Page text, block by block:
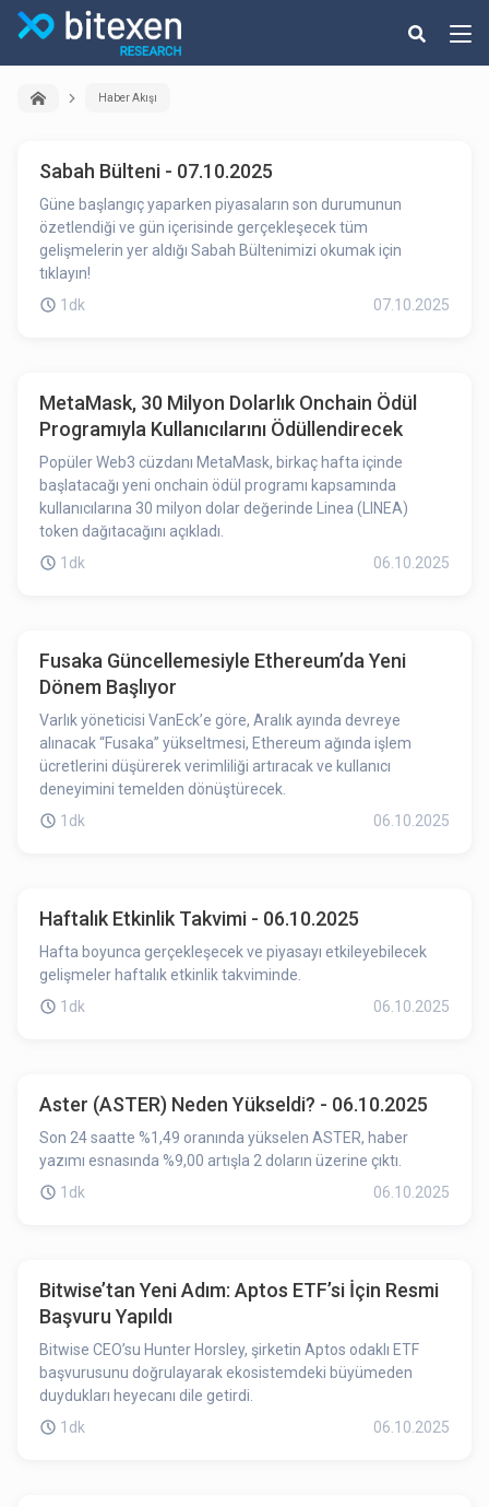
Haber Akışı
Sabah Bülteni - 07.10.2025
Güne başlangıç yaparken piyasaların son durumunun
özetlendiği ve gün içerisinde gerçekleşecek tüm
gelişmelerin yer aldığı Sabah Bültenimizi okumak için
tıklayın!
1dk
07.10.2025
MetaMask, 30 Milyon Dolarlık Onchain Ödül
Programıyla Kullanıcılarını Ödüllendirecek
Popüler Web3 cüzdanı MetaMask, birkaç hafta içinde
başlatacağı yeni onchain ödül programı kapsamında
kullanıcılarına 30 milyon dolar değerinde Linea (LINEA)
token dağıtacağını açıkladı.
1dk
06.10.2025
Fusaka Güncellemesiyle Ethereum’da Yeni
Dönem Başlıyor
Varlık yöneticisi VanEck’e göre, Aralık ayında devreye
alınacak “Fusaka” yükseltmesi, Ethereum ağında işlem
ücretlerini düşürerek verimliliği artıracak ve kullanıcı
deneyimini temelden dönüştürecek.
1dk
06.10.2025
Haftalık Etkinlik Takvimi - 06.10.2025
Hafta boyunca gerçekleşecek ve piyasayı etkileyebilecek
gelişmeler haftalık etkinlik takviminde.
1dk
06.10.2025
Aster (ASTER) Neden Yükseldi? - 06.10.2025
Son 24 saatte %1,49 oranında yükselen ASTER, haber
yazımı esnasında %9,00 artışla 2 doların üzerine çıktı.
1dk
06.10.2025
Bitwise’tan Yeni Adım: Aptos ETF’si İçin Resmi
Başvuru Yapıldı
Bitwise CEO’su Hunter Horsley, şirketin Aptos odaklı ETF
başvurusunu doğrulayarak ekosistemdeki büyümeden
duydukları heyecanı dile getirdi.
1dk
06.10.2025